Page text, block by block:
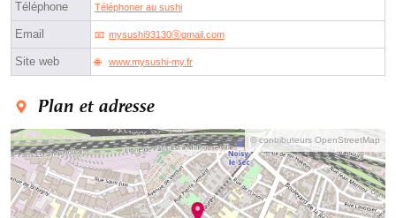
Téléphone Téléphoner au sushi
Email mysushi93130ⓐgmail.com
Site web www.mysushi-my.fr
Plan et adresse
© contributeurs OpenStreetMap